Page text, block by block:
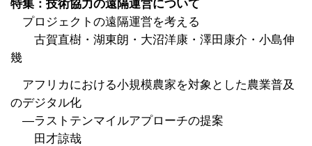
特集：技術協力の遠隔運営について
プロジェクトの遠隔運営を考える
古賀直樹・湖東朗・大沼洋康・澤田康介・小島伸
幾
アフリカにおける小規模農家を対象とした農業普及
のデジタル化
―ラストテンマイルアプローチの提案
田才諒哉